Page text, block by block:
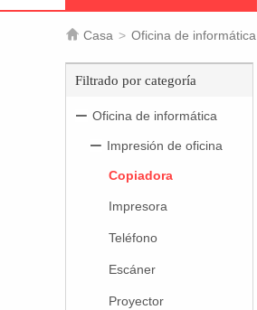
 Casa > Oficina de informática
Filtrado por categoría
Oficina de informática
Impresión de oficina
Copiadora
Impresora
Teléfono
Escáner
Proyector